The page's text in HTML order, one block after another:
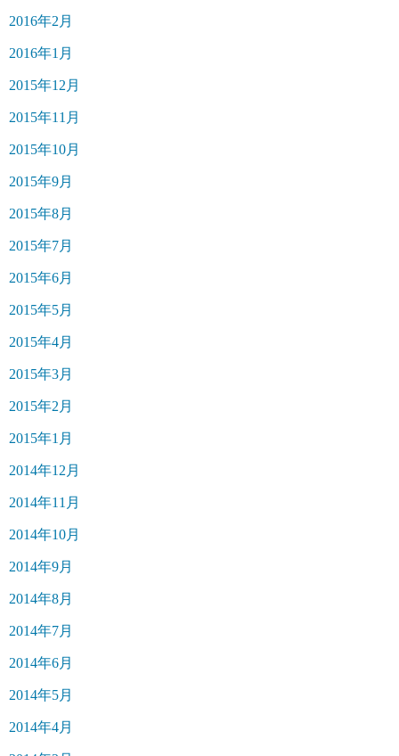
2016年2月
2016年1月
2015年12月
2015年11月
2015年10月
2015年9月
2015年8月
2015年7月
2015年6月
2015年5月
2015年4月
2015年3月
2015年2月
2015年1月
2014年12月
2014年11月
2014年10月
2014年9月
2014年8月
2014年7月
2014年6月
2014年5月
2014年4月